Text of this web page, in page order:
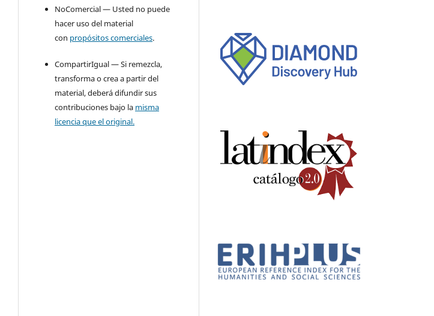
NoComercial — Usted no puede
hacer uso del material
con propósitos comerciales.
CompartirIgual — Si remezcla,
transforma o crea a partir del
material, deberá difundir sus
contribuciones bajo la misma
licencia que el original.